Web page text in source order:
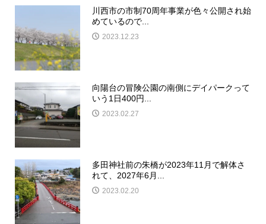
川西市の市制70周年事業が色々公開され始
めているので...
2023.12.23
向陽台の冒険公園の南側にデイパークって
いう1日400円...
2023.02.27
多田神社前の朱橋が2023年11月で解体さ
れて、2027年6月...
2023.02.20